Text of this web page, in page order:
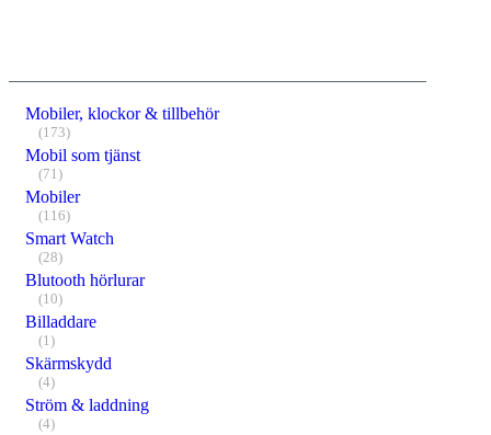
Mobiler, klockor & tillbehör
(173)
Mobil som tjänst
(71)
Mobiler
(116)
Smart Watch
(28)
Blutooth hörlurar
(10)
Billaddare
(1)
Skärmskydd
(4)
Ström & laddning
(4)